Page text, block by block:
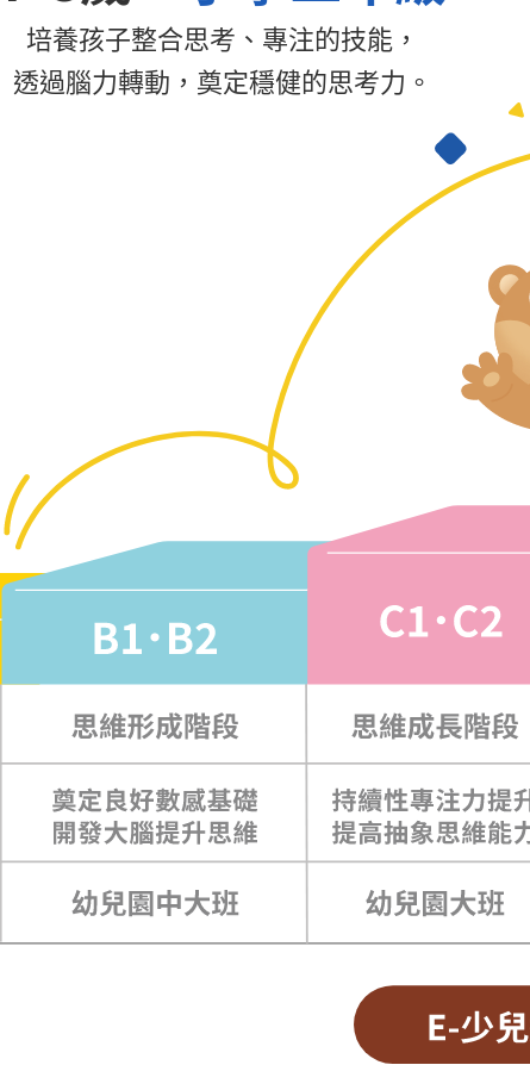
培養孩子整合思考、專注的技能，
透過腦力轉動，奠定穩健的思考力。